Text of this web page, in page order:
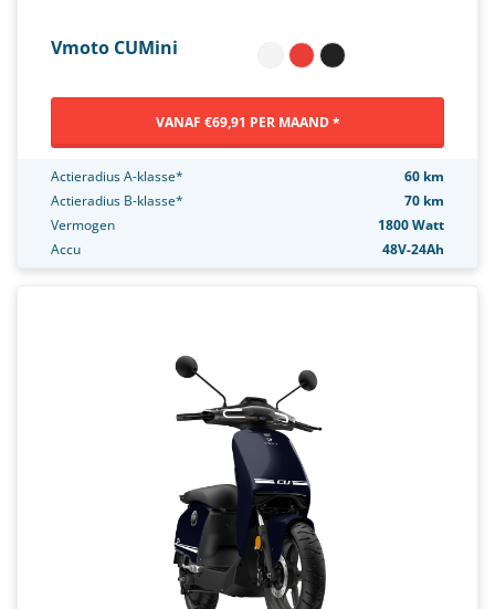
Vmoto CUMini
VANAF €69,91 PER MAAND *
Actieradius A-klasse*
60 km
Actieradius B-klasse*
70 km
Vermogen
1800 Watt
Accu
48V-24Ah